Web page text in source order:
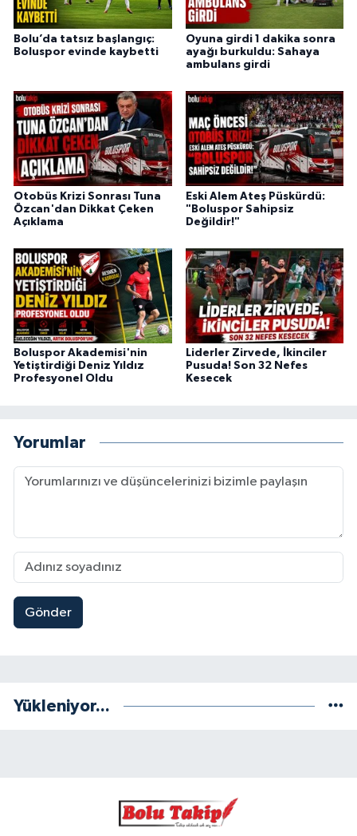
Bolu’da tatsız başlangıç:
Boluspor evinde kaybetti
Oyuna girdi 1 dakika sonra
ayağı burkuldu: Sahaya
ambulans girdi
Otobüs Krizi Sonrası Tuna
Özcan'dan Dikkat Çeken
Açıklama
Eski Alem Ateş Püskürdü:
"Boluspor Sahipsiz
Değildir!"
Boluspor Akademisi'nin
Yetiştirdiği Deniz Yıldız
Profesyonel Oldu
Liderler Zirvede, İkinciler
Pusuda! Son 32 Nefes
Kesecek
Yorumlar
Gönder
Yükleniyor...